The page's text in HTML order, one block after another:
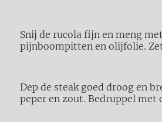
Snij de rucola fijn en meng
pijnboompitten en olijfolie.
Dep de steak goed droog en
peper en zout. Bedruppel